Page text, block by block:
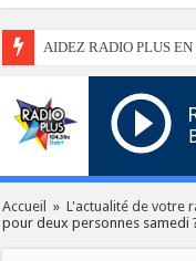
AIDEZ RADIO PLUS
Accueil » L'actualité de votre
pour deux personnes samedi